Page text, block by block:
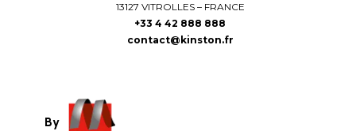
13127 VITROLLES – FRANCE
+33 4 42 888 888
contact@kinston.fr
By